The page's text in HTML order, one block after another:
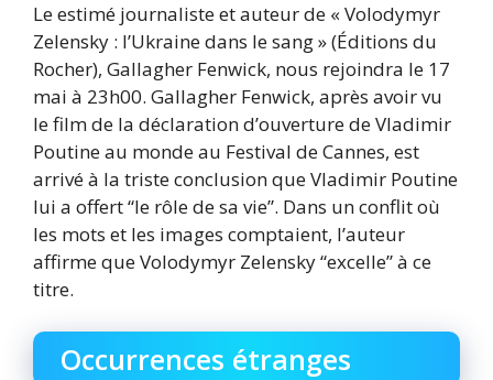
Le estimé journaliste et auteur de « Volodymyr
Zelensky : l’Ukraine dans le sang » (Éditions du
Rocher), Gallagher Fenwick, nous rejoindra le 17
mai à 23h00. Gallagher Fenwick, après avoir vu
le film de la déclaration d’ouverture de Vladimir
Poutine au monde au Festival de Cannes, est
arrivé à la triste conclusion que Vladimir Poutine
lui a offert “le rôle de sa vie”. Dans un conflit où
les mots et les images comptaient, l’auteur
affirme que Volodymyr Zelensky “excelle” à ce
titre.
Occurrences étranges